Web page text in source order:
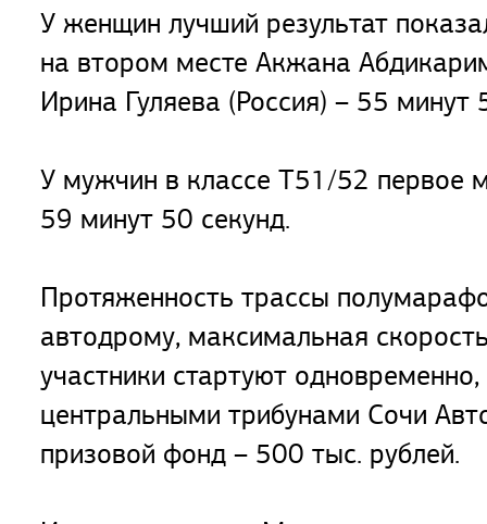
У женщин лучший результат
на втором месте Акжана
Ирина Гуляева (Россия) – 55 минут
У мужчин в классе Т51/52 первое
59 минут 50 секунд.
Протяженность трассы
автодрому, максимальная
участники стартуют
центральными трибунами Сочи
призовой фонд – 500 тыс. рублей.